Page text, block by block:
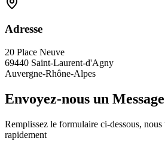
Adresse
20 Place Neuve
69440 Saint-Laurent-d'Agny
Auvergne-Rhône-Alpes
Envoyez-nous un Message
Remplissez le formulaire ci-dessous, nous
rapidement